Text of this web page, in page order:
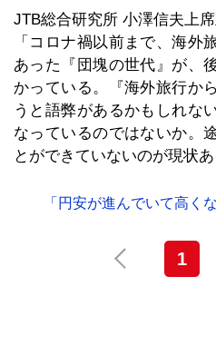
JTB総合研究所 小澤信夫上席
「コロナ禍以前まで、海外
あった『団塊の世代』が、
かっている。『海外旅行か
うと語弊があるかもしれな
なっているのではないか。
とができていないのが現状あ
「円安が進んでいて高く
1